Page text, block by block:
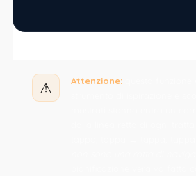
⚠ Attenzione:questa funzione